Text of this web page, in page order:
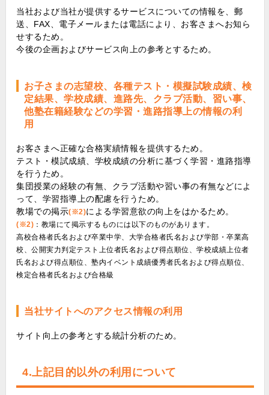
当社および当社が提供するサービスについての情報を、郵
送、FAX、電子メールまたは電話により、お客さまへお知ら
せするため。
今後の企画およびサービス向上の参考とするため。
お子さまの志望校、各種テスト・模擬試験成績、検
定結果、学校成績、進路先、クラブ活動、習い事、
他塾在籍経験などの学習・進路指導上の情報の利
用
お客さまへ正確な合格実績情報を提供するため。
テスト・模試成績、学校成績の分析に基づく学習・進路指導
を行うため。
集団授業の経験の有無、クラブ活動や習い事の有無などによ
って、学習指導上の配慮を行うため。
教場での掲示(※2)による学習意欲の向上をはかるため。
(※2) ：教場にて掲示するものには以下のものがあります。
高校合格者氏名および卒業中学、大学合格者氏名および学部・卒業高
校、公開実力判定テスト上位者氏名および得点順位、学校成績上位者
氏名および得点順位、塾内イベント成績優秀者氏名および得点順位、
検定合格者氏名および合格級
当社サイトへのアクセス情報の利用
サイト向上の参考とする統計分析のため。
4.上記目的以外の利用について